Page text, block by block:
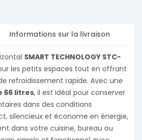
Informations sur la livraison
SMART TECHNOLOGY STC-
les petits espaces tout en offrant
refroidissement rapide. Avec une
66 litres, il est idéal pour conserver
dans des conditions
silencieux et économe en énergie,
dans votre cuisine, bureau ou